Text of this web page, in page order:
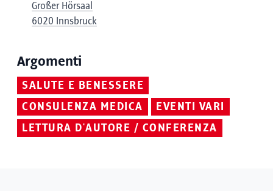
Großer Hörsaal
6020 Innsbruck
Argomenti
SALUTE E BENESSERE
CONSULENZA MEDICA
EVENTI VARI
LETTURA D'AUTORE / CONFERENZA